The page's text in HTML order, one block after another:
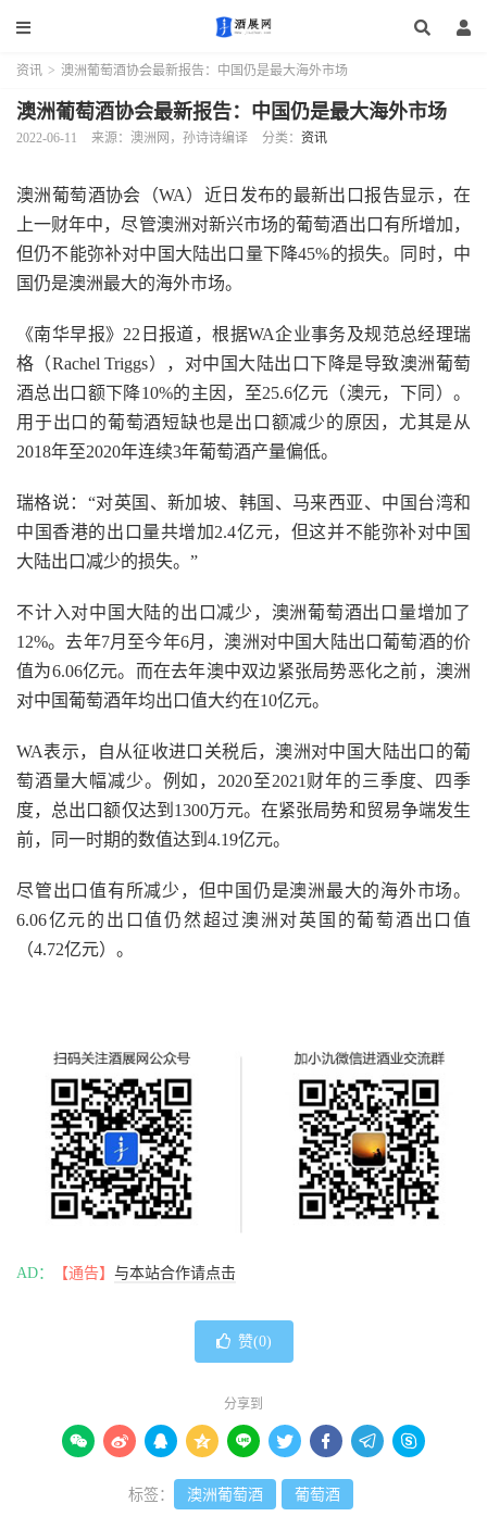
资讯 > 澳洲葡萄酒协会最新报告：中国仍是最大海外市场
澳洲葡萄酒协会最新报告：中国仍是最大海外市场
2022-06-11 来源：澳洲网，孙诗诗编译 分类： 资讯
澳洲葡萄酒协会（WA）近日发布的最新出口报告显示，在
上一财年中，尽管澳洲对新兴市场的葡萄酒出口有所增加，
但仍不能弥补对中国大陆出口量下降45%的损失。同时，中
国仍是澳洲最大的海外市场。
《南华早报》22日报道，根据WA企业事务及规范总经理瑞
格（Rachel Triggs），对中国大陆出口下降是导致澳洲葡萄
酒总出口额下降10%的主因，至25.6亿元（澳元，下同）。
用于出口的葡萄酒短缺也是出口额减少的原因，尤其是从
2018年至2020年连续3年葡萄酒产量偏低。
瑞格说：“对英国、新加坡、韩国、马来西亚、中国台湾和
中国香港的出口量共增加2.4亿元，但这并不能弥补对中国
大陆出口减少的损失。”
不计入对中国大陆的出口减少，澳洲葡萄酒出口量增加了
12%。去年7月至今年6月，澳洲对中国大陆出口葡萄酒的价
值为6.06亿元。而在去年澳中双边紧张局势恶化之前，澳洲
对中国葡萄酒年均出口值大约在10亿元。
WA表示，自从征收进口关税后，澳洲对中国大陆出口的葡
萄酒量大幅减少。例如，2020至2021财年的三季度、四季
度，总出口额仅达到1300万元。在紧张局势和贸易争端发生
前，同一时期的数值达到4.19亿元。
尽管出口值有所减少，但中国仍是澳洲最大的海外市场。
6.06亿元的出口值仍然超过澳洲对英国的葡萄酒出口值
（4.72亿元）。
AD： 【通告】 与本站合作请点击
赞(0)
分享到
        
标签： 澳洲葡萄酒 葡萄酒